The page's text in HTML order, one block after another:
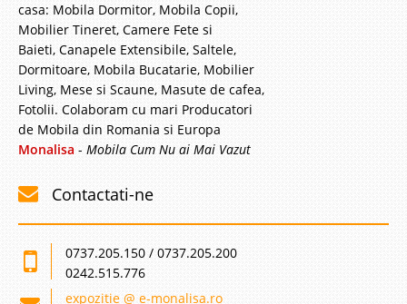
casa: Mobila Dormitor, Mobila Copii,
Mobilier Tineret, Camere Fete si
Baieti, Canapele Extensibile, Saltele,
Dormitoare, Mobila Bucatarie, Mobilier
Living, Mese si Scaune, Masute de cafea,
Fotolii. Colaboram cu mari Producatori
de Mobila din Romania si Europa
Monalisa - Mobila Cum Nu ai Mai Vazut
Contactati-ne
0737.205.150 / 0737.205.200
0242.515.776
expozitie @ e-monalisa.ro